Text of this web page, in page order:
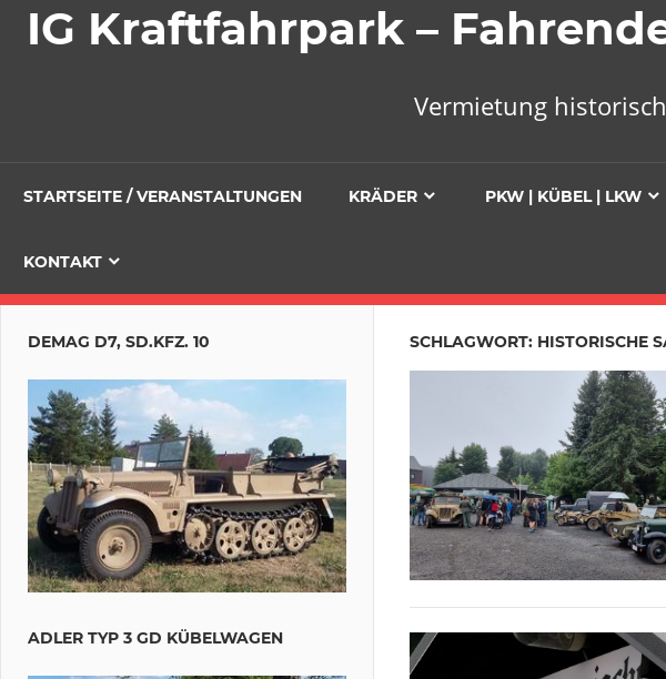
IG Kraftfahrpark –
Vermietung
STARTSEITE / VERANSTALTUNGEN KRÄDER PKW | KÜBEL | LKW
KONTAKT
SCHLAGWORT: HISTORISCHE
DEMAG D7, SD.KFZ. 10
ADLER TYP 3 GD KÜBELWAGEN